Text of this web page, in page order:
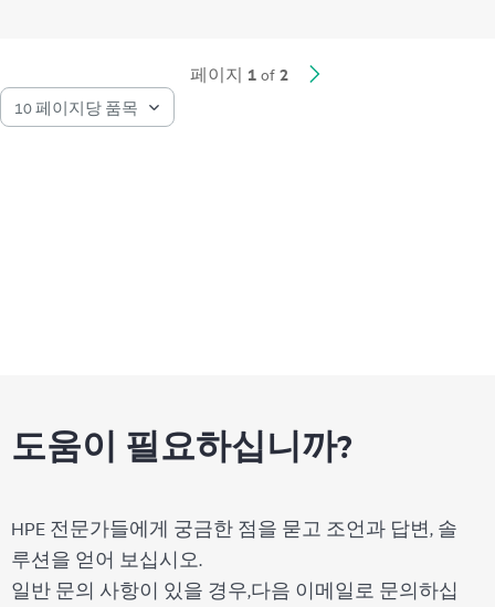
페이지 1of 2
도움이 필요하십니까?
HPE 전문가들에게 궁금한 점을 묻고 조언과 답변, 솔
루션을 얻어 보십시오.
일반 문의 사항이 있을 경우,다음 이메일로 문의하십